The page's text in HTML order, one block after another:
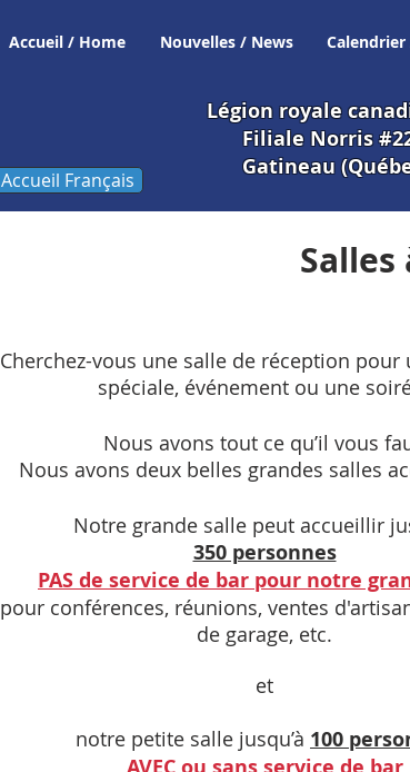
Accueil / Home Nouvelles / News
Accueil Français
Légion royale
Filiale Norris
Gatineau
Cherchez-vous une salle de réception pour
spéciale, événement ou une
Nous avons tout ce qu’il vous
Nous avons deux belles grandes salles
Notre grande salle peut accueillir
350 personnes
PAS de service de bar pour notre
pour conférences, réunions, ventes
de garage, etc.
et
notre petite salle jusqu’à 100